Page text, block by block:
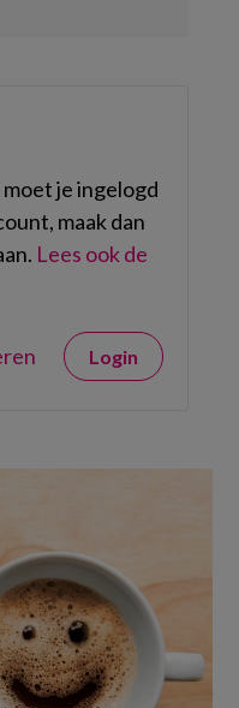
je ingelogd
maak dan
Lees ook de
Login